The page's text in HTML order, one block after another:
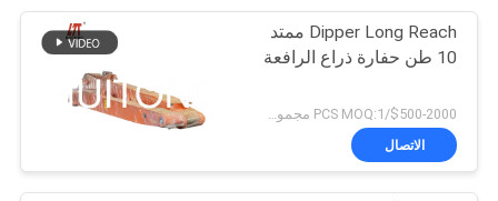
مراقبة
الجودة
أخبار
حفارة دلو الهيكل
العظمي
186
Dipper Long Reach ممتد
10 طن حفارة ذراع الرافعة
الاتصال